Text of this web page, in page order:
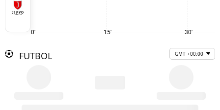
0' 15' 30'
FUTBOL GMT +00:00